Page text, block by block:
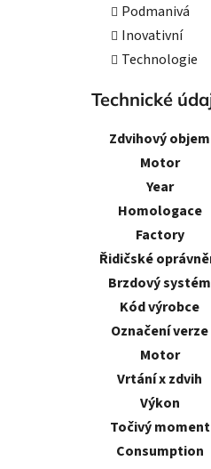
Podmanivá
Inovativní
Technologie
Technické
Zdvihový objem
Motor
Year
Homologace
Factory
Řidičské
Brzdový systém
Kód výrobce
Označení verze
Motor
Vrtání x zdvih
Výkon
Točivý moment
Consumption